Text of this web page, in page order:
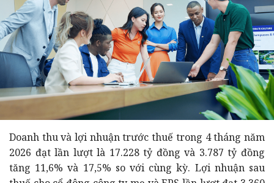
Doanh thu và lợi nhuận trước thuế trong 4 tháng năm
2026 đạt lần lượt là 17.228 tỷ đồng và 3.787 tỷ đồng
tăng 11,6% và 17,5% so với cùng kỳ. Lợi nhuận sau